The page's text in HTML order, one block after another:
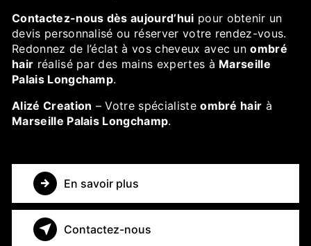
Contactez-nous dès aujourd’hui pour obtenir un
devis personnalisé ou réserver votre rendez-vous.
Redonnez de l’éclat à vos cheveux avec unombré
hair réalisé par des mains expertes à Marseille
Palais Longchamp.
Alizé Creation – Votre spécialisteombré hair à
Marseille Palais Longchamp.
En savoir plus
Contactez-nous